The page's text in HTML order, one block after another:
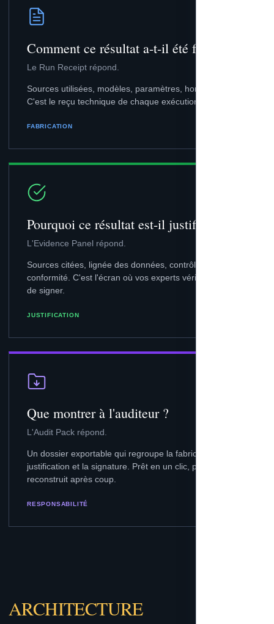
Comment ce résultat a-t-il été fabriqué ?
Le Run Receipt répond.
Sources utilisées, modèles, paramètres, horodatage.
C'est le reçu technique de chaque exécution.
FABRICATION
Pourquoi ce résultat est-il justifié ?
L'Evidence Panel répond.
Sources citées, lignée des données, contrôles de
conformité. C'est l'écran où vos experts vérifient avant
de signer.
JUSTIFICATION
Que montrer à l'auditeur ?
L'Audit Pack répond.
Un dossier exportable qui regroupe la fabrication, la
justification et la signature. Prêt en un clic, pas
reconstruit après coup.
RESPONSABILITÉ
ARCHITECTURE